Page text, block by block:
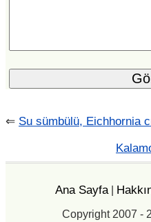
⇐ Su sümbülü, Eichhornia
Ana Sayfa|
Copyright 2007 -